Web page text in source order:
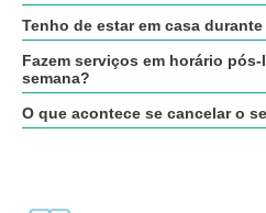
Tenho de estar em casa
Fazem serviços em horário
semana?
O que acontece se cancelar o